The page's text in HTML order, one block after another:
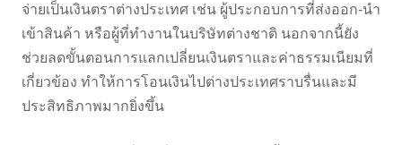
จ่ายเป็นเงินตราต่างประเทศ เช่น ผู้ประกอบการที่ส่งออก-นำ
เข้าสินค้า หรือผู้ที่ทำงานในบริษัทต่างชาติ นอกจากนี้ยัง
ช่วยลดขั้นตอนการแลกเปลี่ยนเงินตราและค่าธรรมเนียมที่
เกี่ยวข้อง ทำให้การโอนเงินไปต่างประเทศราบรื่นและมี
ประสิทธิภาพมากยิ่งขึ้น